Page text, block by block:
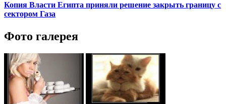
Копия Власти Египта приняли решение закрыть границу с
сектором Газа
Фото галерея